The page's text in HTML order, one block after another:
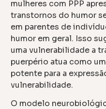
mulheres com PPP
transtornos do humor
em parentes de
humor em geral. Isso
uma vulnerabilidade a
puerpério atua como
potente para a
vulnerabilidade.
O modelo